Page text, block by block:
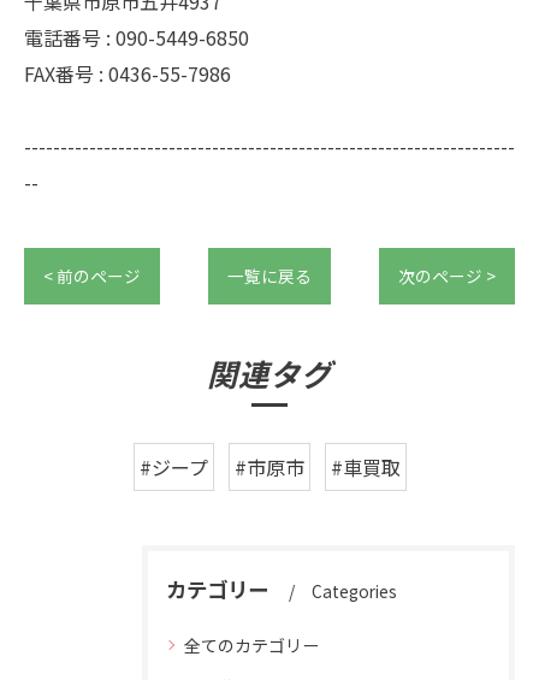
電話番号 : 090-5449-6850
FAX番号 : 0436-55-7986
--------------------------------------------------------------------
--
< 前のページ 一覧に戻る 次のページ >
関連タグ
#ジープ #市原市 #車買取
カテゴリー Categories
全てのカテゴリー